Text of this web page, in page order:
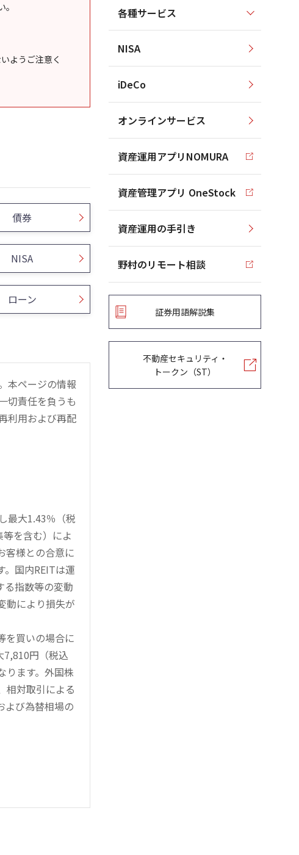
ようご注意く
債券
NISA
ローン
本ページの情報
切責任を負うも
利用および再配
最大1.43％（税
を含む）によ
客様との合意に
国内REITは運
る指数等の変動
動により損失が
を買いの場合に
7,810円（税込
ります。外国株
相対取引による
よび為替相場の
各種サービス
NISA
iDeCo
オンラインサービス
資産運用アプリNOMURA
資産管理アプリ OneStock
資産運用の手引き
野村のリモート相談
証券用語解説集
不動産セキュリティ・
トークン（ST）